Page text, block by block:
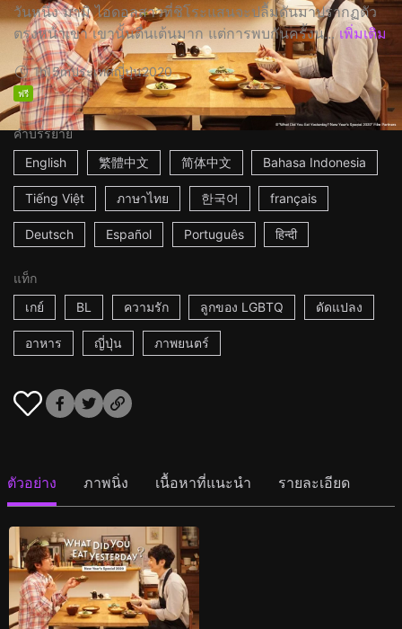
วันหนึ่ง มามิ ไอดอลสาวที่ชิโระแสนจะปลื้มดันมาปรากฏตัว
ตรงหน้าเขา เขานั้นตื่นเต้นมาก แต่การพบกันครั้งน... เพิ่มเติม
1h15mประเทศญี่ปุ่น2020
ฟรี
คำบรรยาย
English
繁體中文 简体中文 Bahasa Indonesia
Tiếng Việt ภาษาไทย 한국어 français
Deutsch Español Português हिन्दी
แท็ก
เกย์
BL ความรัก ลูกของ LGBTQ ดัดแปลง
อาหาร ญี่ปุ่น ภาพยนตร์
ตัวอย่าง ภาพนิ่ง เนื้อหาที่แนะนำ รายละเอียด